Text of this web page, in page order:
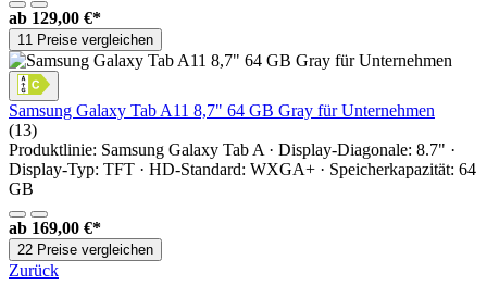
ab 129,00 €*
11 Preise vergleichen
Samsung Galaxy Tab A11 8,7" 64 GB Gray für Unternehmen
(13)
Produktlinie: Samsung Galaxy Tab A · Display-Diagonale: 8.7" ·
Display-Typ: TFT · HD-Standard: WXGA+ · Speicherkapazität: 64
GB
ab 169,00 €*
22 Preise vergleichen
Zurück